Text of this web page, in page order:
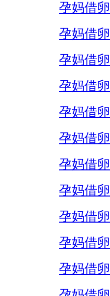
孕妈借
孕妈借
孕妈借
孕妈借
孕妈借
孕妈借
孕妈借
孕妈借
孕妈借
孕妈借
孕妈借